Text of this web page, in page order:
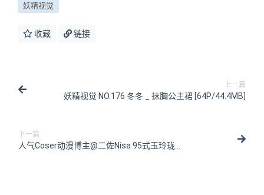
妖精视觉
收藏 链接
上一篇
妖精视觉 NO.176 冬冬 _ 抹胸公主裙 [64P/44.4MB]
下一篇
人气Coser动漫博主@二佐Nisa 95式玉玲珑